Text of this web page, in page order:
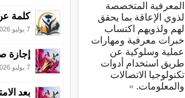
كلمة
7 يوليو 2026
إجازة
7 يوليو 2026
بعد الامتحانات .. 20
المعرفية المتخصصة
لذوي الإعاقة بما يحقق
لهم ولذويهم اكتساب
خبرات معرفية ومهارات
عملية وسلوكية عن
طريق استخدام أدوات
تكنولوجيا الاتصالات
والمعلومات. »